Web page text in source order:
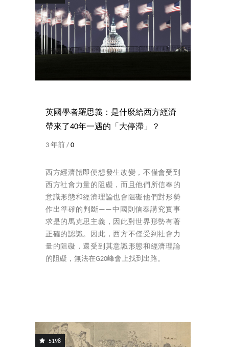
英國學者羅思義：是什麼給西方經濟
帶來了40年一遇的「大停滯」？
3 年前 / 0
西方經濟體即便想發生改變，不僅會受到
西方社會力量的阻礙，而且他們所信奉的
意識形態和經濟理論也會阻礙他們對形勢
作出準確的判斷——中國則信奉講究實事
求是的馬克思主義，因此對世界形勢有著
正確的認識。因此，西方不僅受到社會力
量的阻礙，還受到其意識形態和經濟理論
的阻礙，無法在G20峰會上找到出路。
5198